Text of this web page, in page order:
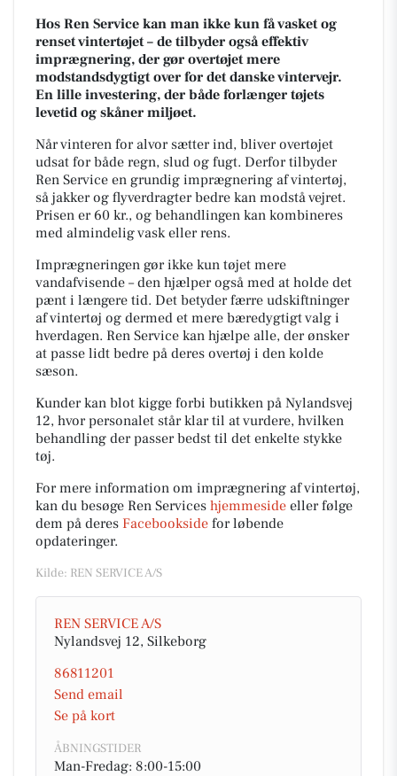
Hos Ren Service kan man ikke kun få vasket og
renset vintertøjet – de tilbyder også effektiv
imprægnering, der gør overtøjet mere
modstandsdygtigt over for det danske vintervejr.
En lille investering, der både forlænger tøjets
levetid og skåner miljøet.
Når vinteren for alvor sætter ind, bliver overtøjet
udsat for både regn, slud og fugt. Derfor tilbyder
Ren Service en grundig imprægnering af vintertøj,
så jakker og flyverdragter bedre kan modstå vejret.
Prisen er 60 kr., og behandlingen kan kombineres
med almindelig vask eller rens.
Imprægneringen gør ikke kun tøjet mere
vandafvisende – den hjælper også med at holde det
pænt i længere tid. Det betyder færre udskiftninger
af vintertøj og dermed et mere bæredygtigt valg i
hverdagen. Ren Service kan hjælpe alle, der ønsker
at passe lidt bedre på deres overtøj i den kolde
sæson.
Kunder kan blot kigge forbi butikken på Nylandsvej
12, hvor personalet står klar til at vurdere, hvilken
behandling der passer bedst til det enkelte stykke
tøj.
For mere information om imprægnering af vintertøj,
kan du besøge Ren Services hjemmeside eller følge
dem på deres Facebookside for løbende
opdateringer.
Kilde: REN SERVICE A/S
REN SERVICE A/S
Nylandsvej 12, Silkeborg
86811201
Send email
Se på kort
ÅBNINGSTIDER
Man-Fredag: 8:00-15:00